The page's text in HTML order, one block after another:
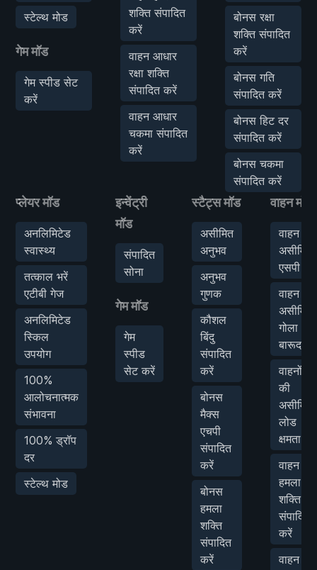
स्टेल्थ मोड
गेम मॉड
गेम स्पीड सेट
करें
शक्ति संपादित
करें
वाहन आधार
रक्षा शक्ति
संपादित करें
वाहन आधार
चकमा संपादित
करें
बोनस रक्षा
शक्ति संपादित
करें
बोनस गति
संपादित करें
बोनस हिट दर
संपादित करें
बोनस चकमा
संपादित करें
प्लेयर मॉड
अनलिमिटेड
स्वास्थ्य
तत्काल भरें
एटीबी गेज
अनलिमिटेड
स्किल
उपयोग
100%
आलोचनात्मक
संभावना
100% ड्रॉप
दर
स्टेल्थ मोड
इन्वेंट्री
मॉड
संपादित
सोना
गेम मॉड
गेम
स्पीड
सेट करें
स्टैट्स मॉड
असीमित
अनुभव
अनुभव
गुणक
कौशल
बिंदु
संपादित
करें
बोनस
मैक्स
एचपी
संपादित
करें
बोनस
हमला
शक्ति
संपादित
करें
वाहन मॉड
वाहन
असीमित
एसपी
वाहन
असीमित
गोला
बारूद
वाहनों
की
असीमित
लोड
क्षमता
वाहन
हमला
शक्ति
संपादित
करें
वाहन